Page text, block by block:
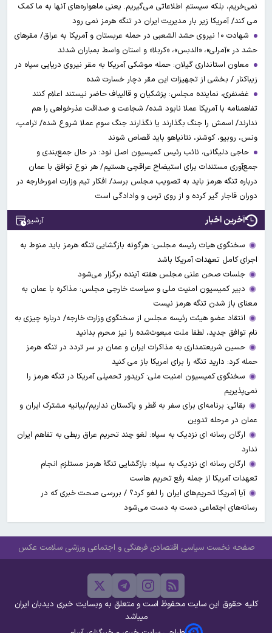
نمی‌خریم، بلکه سیستم اطلاعاتی می‌گیریم. یعنی ماهواره‌های آنها به ما کمک
می کند/ آمریکا زیر بار مدیریت ایران در تنگه هرمز نمی رود
شهادت ۱۰ نیروی حشد الشعبی در حمله عربستان و آمریکا به عراق/ مقرهای
حشد در »آمرلی»، «الدبس»، «کربلا« و استان واسط بمباران شدند
معاون استانداری گیلان: حمله موشکی آمریکا به مقر نیروی دریایی سپاه در
زیباکنار / بخشی از تجهیزات این مقر دچار خسارت شده
غضنفری، نماینده مجلس: پزشکیان و قالیباف حاضر نیستند اعلام کنند
تفاهمنامه با آمریکا عملا نابود شده/ شجاعت و صداقت عذرخواهی را هم
ندارند/ اسمش را جنگ بگذارند یا نگذارند جنگ سوم عملا شروع شده/ ترامپ،
ونس، روبیو، کوشنر، نتانیاهو باید قصاص شوند
حاجی دلیگانی، نائب رئیس کمیسیون اصل نود: در حال جمع‌بندی و
جمع‌آوری مستندات برای استیضاح عراقچی هستیم/ هر نوع توافق با عمان
درباره تنگه هرمز باید به تصویب مجلس برسد/ افکار تیم وزارت امورخارجه در
دوران قاجار گیر کرده و از روی ترس و وادادگی است
آخرین اخبار آرشیو
سخنگوی هیات رئیسه مجلس: هرگونه بازگشایی تنگه هرمز باید منوط به
اجرای کامل تعهدات آمریکا باشد
جلسات صحن علنی مجلس هفته آینده برگزار می‌شود
دبیر کمیسیون امنیت ملی و سیاست خارجی مجلس: مذاکره با عمان به
معنای باز شدن تنگه هرمز نیست
انتقاد عضو هیئت رئیسه مجلس از سخنگوی وزارت خارجه/ درباره چیزی به
نام توافق جدید، لطفا ملت مبعوث‌شده را نیز محرم بدانید
حسین شریعتمداری به مذاکرات ایران و عمان بر سر تردد در تنگه هرمز
حمله کرد: دارید تنگه را برای امریکا باز می کنید
سخنگوی کمیسیون امنیت ملی: کریدور تحمیلی آمریکا در تنگه هرمز را
نمی‌پذیریم
بقائی: برنامه‌ای برای سفر به قطر و پاکستان نداریم/بیانیه مشترک ایران و
عمان در مرحله تدوین
ارگان رسانه ای نزدیک به سپاه: لغو چند تحریم عراق ربطی به تفاهم ایران
ندارد
ارگان رسانه ای نزدیک به سپاه: بازگشایی تنگۀ هرمز مستلزم انجام
تعهدات آمریکا از جمله رفع تحریم هاست
آیا آمریکا تحریم‌های ایران را لغو کرد؟ / بررسی صحت خبری که در
رسانه‌های اجتماعی دست به دست می‌شود
صفحه نخست سیاسی اقتصادی فرهنگی و اجتماعی ورزشی سلامت عکس
کلیه حقوق این سایت محفوظ است و متعلق به وبسایت خبری دیدبان ایران
میباشد